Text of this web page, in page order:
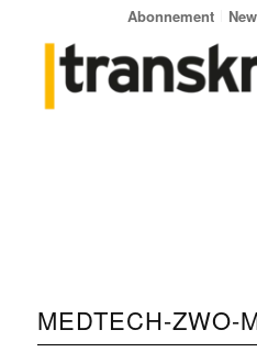
Abonnement
MEDTECH-ZWO-